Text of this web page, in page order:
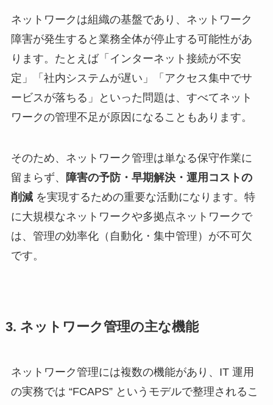
ネットワークは組織の基盤であり、ネットワーク
障害が発生すると業務全体が停止する可能性があ
ります。たとえば「インターネット接続が不安
定」「社内システムが遅い」「アクセス集中でサ
ービスが落ちる」といった問題は、すべてネット
ワークの管理不足が原因になることもあります。
そのため、ネットワーク管理は単なる保守作業に
留まらず、
障害の予防・早期解決・運用コストの
削減を実現するための重要な活動になります。特
に大規模なネットワークや多拠点ネットワークで
は、管理の効率化（自動化・集中管理）が不可欠
です。
3. ネットワーク管理の主な機能
ネットワーク管理には複数の機能があり、IT 運用
の実務では “FCAPS” というモデルで整理されるこ